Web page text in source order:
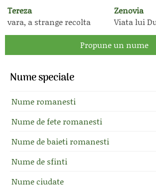
Tereza
vara, a strange recolta
Zenovia
Viata lui
Propune un nume
Nume speciale
Nume romanesti
Nume de fete romanesti
Nume de baieti romanesti
Nume de sfinti
Nume ciudate